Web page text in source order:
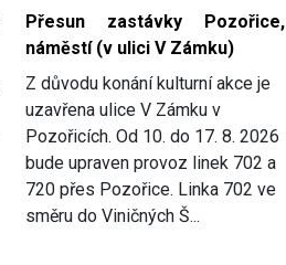
Přesun zastávky Pozořice,
náměstí (v ulici V Zámku)
Z důvodu konání kulturní akce je
uzavřena ulice V Zámku v
Pozořicích. Od 10. do 17. 8. 2026
bude upraven provoz linek 702 a
720 přes Pozořice. Linka 702 ve
směru do Viničných Š...